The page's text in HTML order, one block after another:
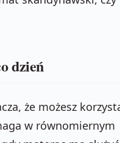
dzień
że możesz
w równomiernym